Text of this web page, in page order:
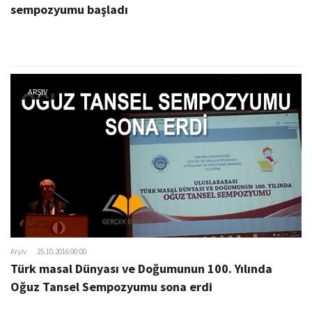
sempozyumu başladı
ARŞIV
Arşiv 25.10.2016 00:00
Türk masal Dünyası ve Doğumunun 100. Yılında
Oğuz Tansel Sempozyumu sona erdi